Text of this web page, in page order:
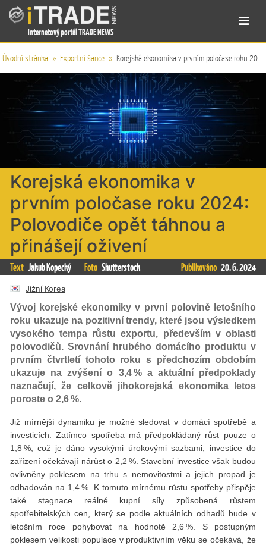
Internetový portál TRADE NEWS
Úvodní stránka » Exportní šance » Korejská ekonomika v prvním poločase roku 2024: Polovodiče opět táhnou a přinášejí oživení
Korejská ekonomika v
prvním poločase roku 2024:
Polovodiče opět táhnou a
přinášejí oživení
Text Jakub Kopecký Foto Shutterstock Publikováno 20. 6. 2024
Jižní Korea
Vývoj korejské ekonomiky v první polovině letošního
roku ukazuje na pozitivní trendy, které jsou výsledkem
vysokého tempa růstu exportu, především v oblasti
polovodičů. Srovnání hrubého domácího produktu v
prvním čtvrtletí tohoto roku s předchozím obdobím
ukazuje na zvýšení o 3,4 % a aktuální předpoklady
naznačují, že celkově jihokorejská ekonomika letos
poroste o 2,6 %.
Již mírnější dynamiku je možné sledovat v domácí spotřebě a
investicích. Zatímco spotřeba má předpokládaný růst pouze o
1,8 %, což je dáno vysokými úrokovými sazbami, investice do
zařízení očekávají nárůst o 2,2 %. Stavební investice však budou
ovlivněny poklesem na trhu s nemovitostmi a jejich propad je
odhadován na 1,4 %. K tomuto mírnému růstu spotřeby přispěje
také stagnace reálné kupní síly způsobená růstem
spotřebitelských cen, který se podle aktuálních odhadů bude v
letošním roce pohybovat na hodnotě 2,6 %. S postupným
poklesem velikosti populace v produktivním věku se očekává, že